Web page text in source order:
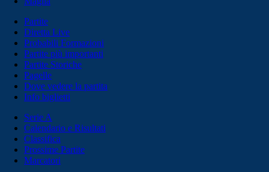
Partite
Diretta Live
Probabili Formazioni
Partite più importanti
Partite Storiche
Pagelle
Dove vedere la partita
Info biglietti
Serie A
Calendario e Risultati
Classifica
Prossime Partite
Marcatori